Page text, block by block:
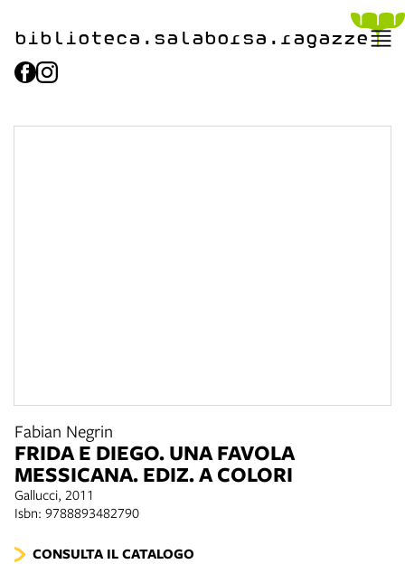
biblioteca.​salaborsa.ragazze
Fabian Negrin
FRIDA E DIEGO. UNA FAVOLA
MESSICANA. EDIZ. A COLORI
Gallucci, 2011
Isbn: 9788893482790
CONSULTA IL CATALOGO